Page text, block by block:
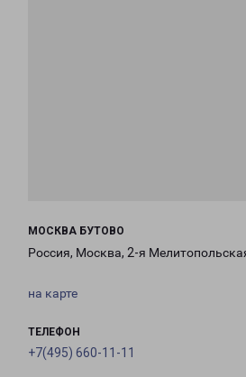
МОСКВА БУТОВО
Россия, Москва, 2-я
на карте
ТЕЛЕФОН
+7(495) 660-11-11